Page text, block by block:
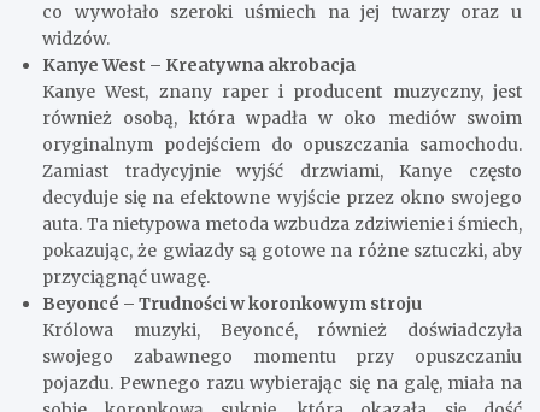
co wywołało szeroki uśmiech na jej twarzy oraz u
widzów.
Kanye West – Kreatywna akrobacja
Kanye West, znany raper i producent muzyczny, jest
również osobą, która wpadła w oko mediów swoim
oryginalnym podejściem do opuszczania samochodu.
Zamiast tradycyjnie wyjść drzwiami, Kanye często
decyduje się na efektowne wyjście przez okno swojego
auta. Ta nietypowa metoda wzbudza zdziwienie i śmiech,
pokazując, że gwiazdy są gotowe na różne sztuczki, aby
przyciągnąć uwagę.
Beyoncé – Trudności w koronkowym stroju
Królowa muzyki, Beyoncé, również doświadczyła
swojego zabawnego momentu przy opuszczaniu
pojazdu. Pewnego razu wybierając się na galę, miała na